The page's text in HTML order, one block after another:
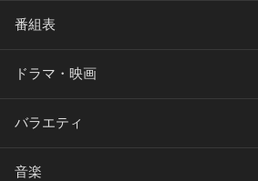
番組表
ドラマ・映画
バラエティ
音楽